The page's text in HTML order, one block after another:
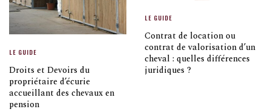
LE GUIDE
Droits et Devoirs du
propriétaire d’écurie
accueillant des chevaux en
pension
LE GUIDE
Contrat de location ou
contrat de valorisation d’un
cheval : quelles différences
juridiques ?